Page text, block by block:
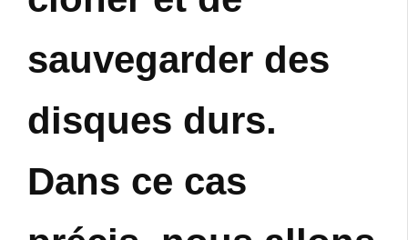
sauvegarder des
disques durs.
Dans ce cas